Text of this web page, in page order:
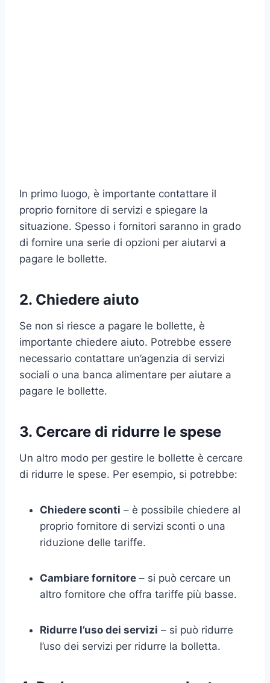
In primo luogo, è importante contattare il
proprio fornitore di servizi e spiegare la
situazione. Spesso i fornitori saranno in grado
di fornire una serie di opzioni per aiutarvi a
pagare le bollette.
2. Chiedere aiuto
Se non si riesce a pagare le bollette, è
importante chiedere aiuto. Potrebbe essere
necessario contattare un’agenzia di servizi
sociali o una banca alimentare per aiutare a
pagare le bollette.
3. Cercare di ridurre le spese
Un altro modo per gestire le bollette è cercare
di ridurre le spese. Per esempio, si potrebbe:
Chiedere sconti – è possibile chiedere al
proprio fornitore di servizi sconti o una
riduzione delle tariffe.
Cambiare fornitore – si può cercare un
altro fornitore che offra tariffe più basse.
Ridurre l’uso dei servizi – si può ridurre
l’uso dei servizi per ridurre la bolletta.